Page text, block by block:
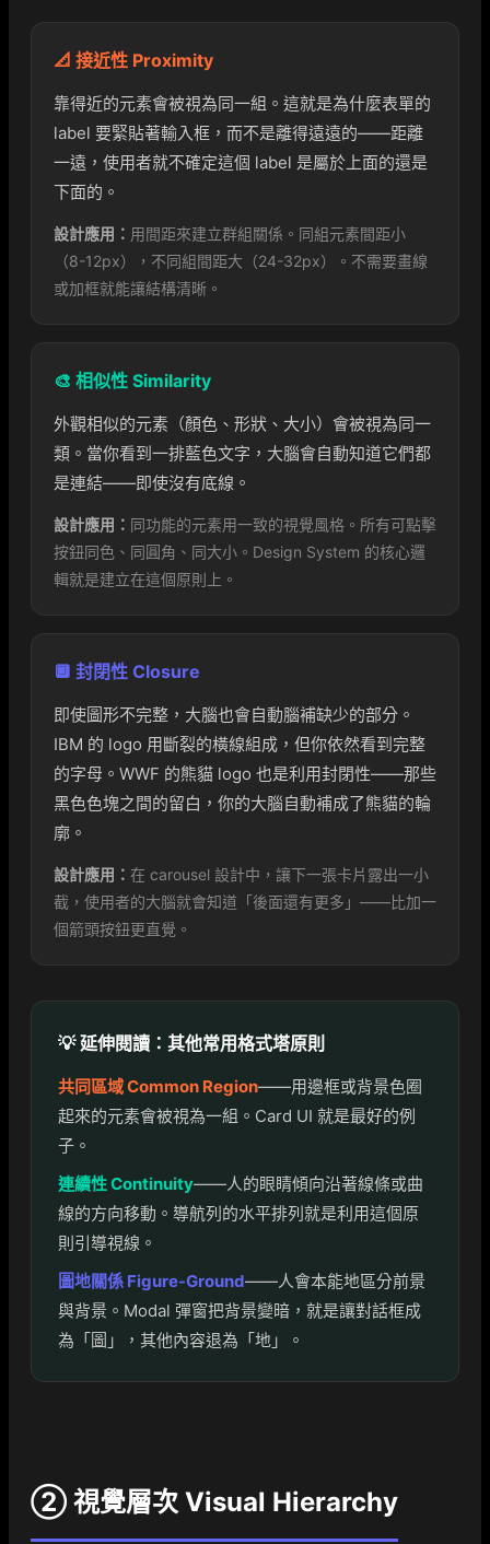
📐 接近性 Proximity
靠得近的元素會被視為同一組。這就是為什麼表單的
label 要緊貼著輸入框，而不是離得遠遠的——距離
一遠，使用者就不確定這個 label 是屬於上面的還是
下面的。
設計應用： 用間距來建立群組關係。同組元素間距小
（8-12px），不同組間距大（24-32px）。不需要畫線
或加框就能讓結構清晰。
🎨 相似性 Similarity
外觀相似的元素（顏色、形狀、大小）會被視為同一
類。當你看到一排藍色文字，大腦會自動知道它們都
是連結——即使沒有底線。
設計應用： 同功能的元素用一致的視覺風格。所有可點擊
按鈕同色、同圓角、同大小。Design System 的核心邏
輯就是建立在這個原則上。
🔲 封閉性 Closure
即使圖形不完整，大腦也會自動腦補缺少的部分。
IBM 的 logo 用斷裂的橫線組成，但你依然看到完整
的字母。WWF 的熊貓 logo 也是利用封閉性——那些
黑色色塊之間的留白，你的大腦自動補成了熊貓的輪
廓。
設計應用： 在 carousel 設計中，讓下一張卡片露出一小
截，使用者的大腦就會知道「後面還有更多」——比加一
個箭頭按鈕更直覺。
💡 延伸閱讀：其他常用格式塔原則
共同區域 Common Region——用邊框或背景色圈
起來的元素會被視為一組。Card UI 就是最好的例
子。
連續性 Continuity——人的眼睛傾向沿著線條或曲
線的方向移動。導航列的水平排列就是利用這個原
則引導視線。
圖地關係 Figure-Ground——人會本能地區分前景
與背景。Modal 彈窗把背景變暗，就是讓對話框成
為「圖」，其他內容退為「地」。
② 視覺層次 Visual Hierarchy